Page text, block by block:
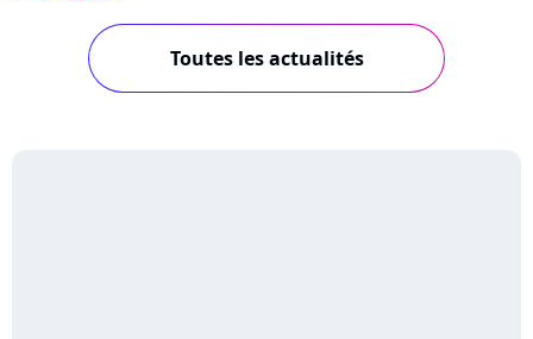
Toutes les actualités